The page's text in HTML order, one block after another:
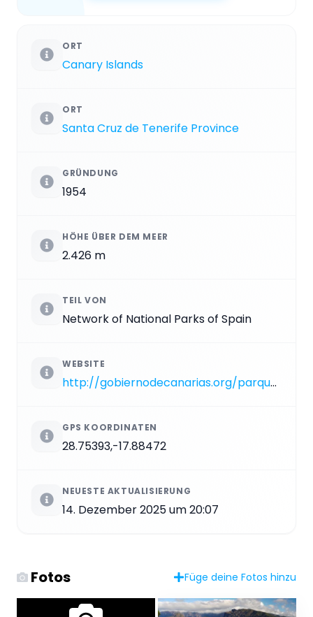
ORT
Canary Islands
ORT
Santa Cruz de Tenerife Province
GRÜNDUNG
1954
HÖHE ÜBER DEM MEER
2.426 m
TEIL VON
Network of National Parks of Spain
WEBSITE
http://gobiernodecanarias.org/parquesnacionalesdecanarias/es/CalderaTaburiente
GPS KOORDINATEN
28.75393,-17.88472
NEUESTE AKTUALISIERUNG
14. Dezember 2025 um 20:07
Fotos Füge deine Fotos hinzu